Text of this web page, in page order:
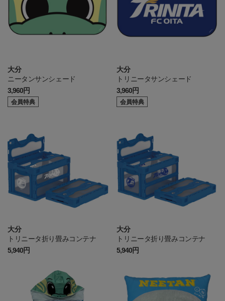
大分
ニータンサンシェード
3,960円
会員特典
大分
トリニータサンシェード
3,960円
会員特典
大分
トリニータ折り畳みコンテナ
5,940円
大分
トリニータ折り畳みコンテナ
5,940円